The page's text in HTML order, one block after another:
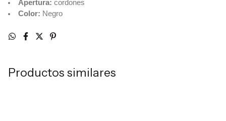
Apertura: cordones
Color: Negro
Productos similares